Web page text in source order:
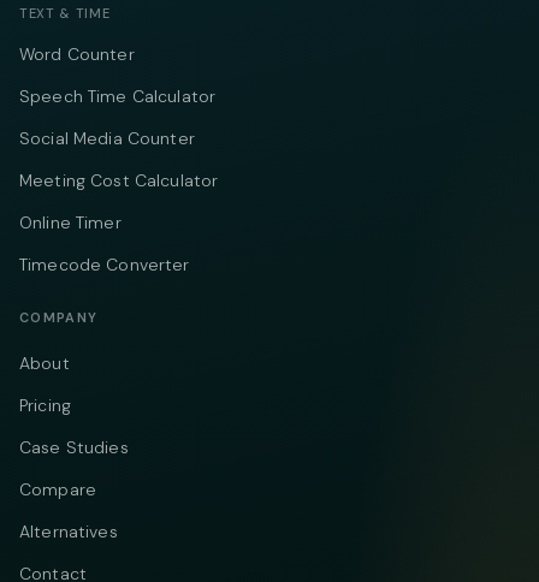
TEXT & TIME
Word Counter
Speech Time Calculator
Social Media Counter
Meeting Cost Calculator
Online Timer
Timecode Converter
COMPANY
About
Pricing
Case Studies
Compare
Alternatives
Contact